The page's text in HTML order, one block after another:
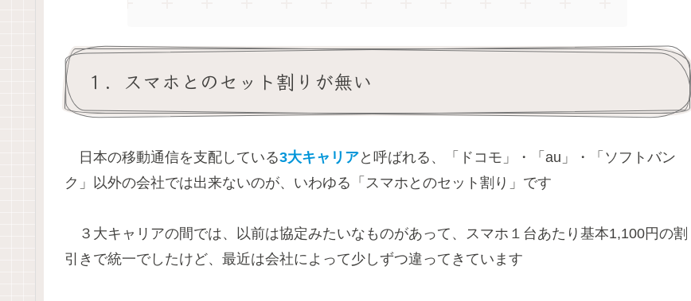
１．スマホとのセット割りが無い
日本の移動通信を支配している3大キャリアと呼ばれる、「ドコモ」・「au」・「ソフトバン
ク」以外の会社では出来ないのが、いわゆる「スマホとのセット割り」です
３大キャリアの間では、以前は協定みたいなものがあって、スマホ１台あたり基本1,100円の割
引きで統一でしたけど、最近は会社によって少しずつ違ってきています